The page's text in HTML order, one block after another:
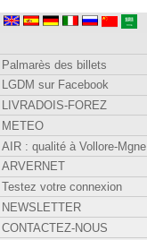
Palmarès des billets
LGDM sur Facebook
LIVRADOIS-FOREZ
METEO
AIR : qualité à Vollore-Mgne
ARVERNET
Testez votre connexion
NEWSLETTER
CONTACTEZ-NOUS